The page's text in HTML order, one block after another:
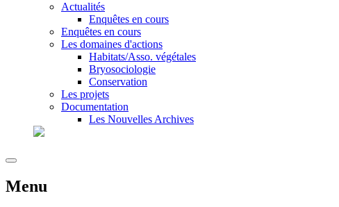
Actualités
Enquêtes en cours
Enquêtes en cours
Les domaines d'actions
Habitats/Asso. végétales
Bryosociologie
Conservation
Les projets
Documentation
Les Nouvelles Archives
Menu